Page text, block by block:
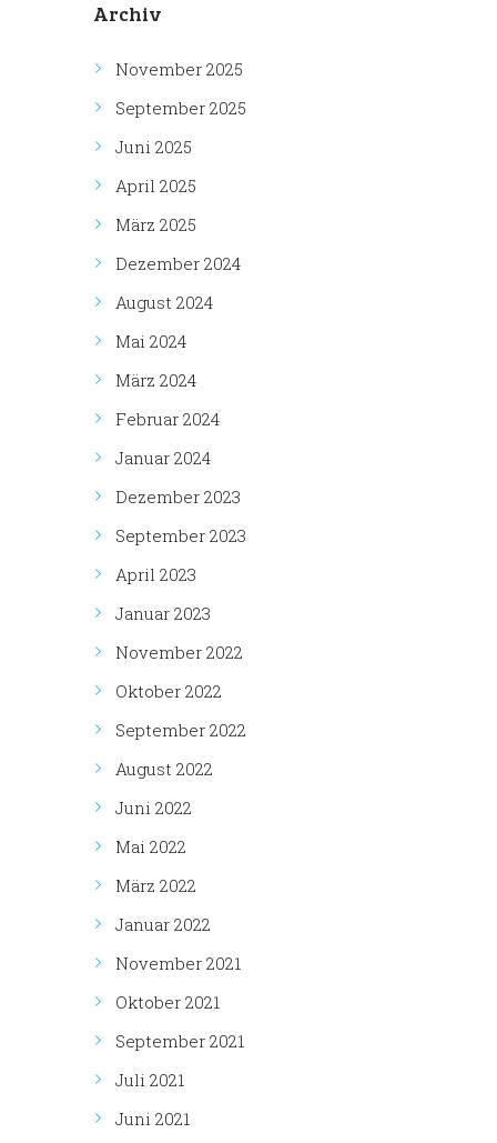
Archiv
November 2025
September 2025
Juni 2025
April 2025
März 2025
Dezember 2024
August 2024
Mai 2024
März 2024
Februar 2024
Januar 2024
Dezember 2023
September 2023
April 2023
Januar 2023
November 2022
Oktober 2022
September 2022
August 2022
Juni 2022
Mai 2022
März 2022
Januar 2022
November 2021
Oktober 2021
September 2021
Juli 2021
Juni 2021